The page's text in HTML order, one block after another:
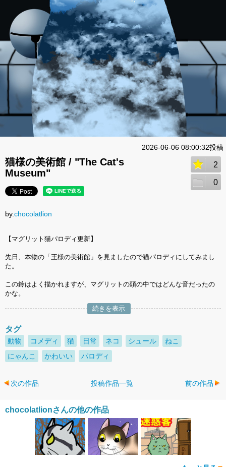
2026-06-06 08:00:32投稿
猫様の美術館 / "The Cat's
Museum"
2
0
by.chocolatlion
【マグリット猫パロディ更新】
先日、本物の「王様の美術館」を見ましたので猫パロディにしてみまし
た。
この鈴はよく描かれますが、マグリットの頭の中ではどんな音だったの
かな。
続きを表示
タグ
動物 コメディ 猫 日常 ネコ シュール
ねこ
にゃんこ
かわいい パロディ
次の作品 投稿作品一覧 前の作品
chocolatlionさんの他の作品